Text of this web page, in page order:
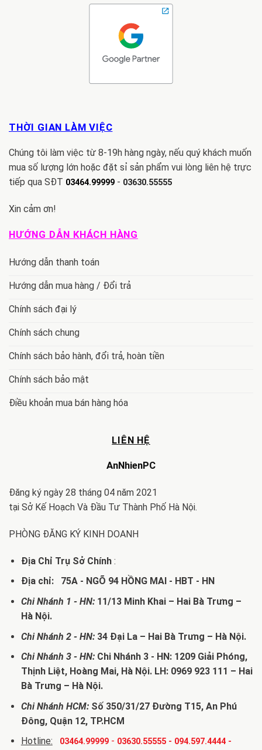
THỜI GIAN LÀM VIỆC
Chúng tôi làm việc từ 8-19h hàng ngày, nếu quý khách muốn
mua số lượng lớn hoặc đặt sỉ sản phẩm vui lòng liên hệ trực
tiếp qua SĐT 03464.99999 - 03630.55555
Xin cảm ơn!
HƯỚNG DẪN KHÁCH HÀNG
Hướng dẫn thanh toán
Hướng dẫn mua hàng / Đổi trả
Chính sách đại lý
Chính sách chung
Chính sách bảo hành, đổi trả, hoàn tiền
Chính sách bảo mật
Điều khoản mua bán hàng hóa
LIÊN HỆ
AnNhienPC
Đăng ký ngày 28 tháng 04 năm 2021
tại Sở Kế Hoạch Và Đầu Tư Thành Phố Hà Nội.
PHÒNG ĐĂNG KÝ KINH DOANH
Địa Chỉ Trụ Sở Chính:
Địa chỉ: 75A - NGÕ 94 HỒNG MAI - HBT - HN
Chi Nhánh 1 - HN:11/13 Minh Khai – Hai Bà Trưng –
Hà Nội.
Chi Nhánh 2 - HN:34 Đại La – Hai Bà Trưng – Hà Nội.
Chi Nhánh 3 - HN:Chi Nhánh 3 - HN: 1209 Giải Phóng,
Thịnh Liệt, Hoàng Mai, Hà Nội. LH: 0969 923 111 – Hai
Bà Trưng – Hà Nội.
Chi Nhánh HCM:Số 350/31/27 Đường T15, An Phú
Đông, Quận 12, TP.HCM
Hotline:
03464.99999- 03630.55555- 094.597.4444-